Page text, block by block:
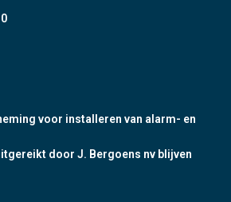
voor installeren van alarm- en
door J. Bergoens nv blijven